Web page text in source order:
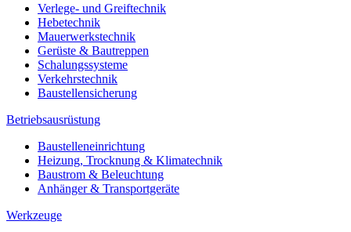
Verlege- und Greiftechnik
Hebetechnik
Mauerwerkstechnik
Gerüste & Bautreppen
Schalungssysteme
Verkehrstechnik
Baustellensicherung
Betriebsausrüstung
Baustelleneinrichtung
Heizung, Trocknung & Klimatechnik
Baustrom & Beleuchtung
Anhänger & Transportgeräte
Werkzeuge